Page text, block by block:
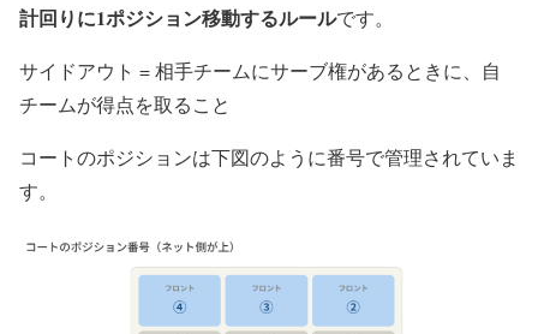
計回りに1ポジション移動するルールです。
サイドアウト = 相手チームにサーブ権があるときに、自
チームが得点を取ること
コートのポジションは下図のように番号で管理されていま
す。